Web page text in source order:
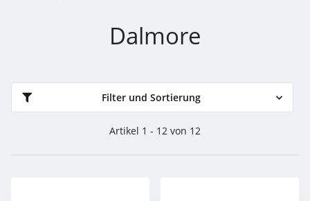
Dalmore
Filter und Sortierung
Artikel 1 - 12 von 12